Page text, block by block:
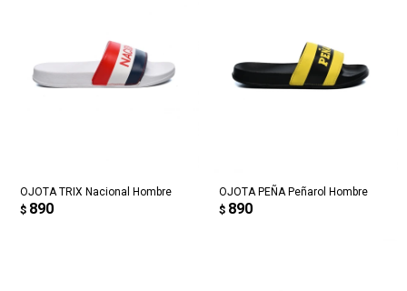
OJOTA TRIX Nacional Hombre
$ 890
OJOTA PEÑA Peñarol Hombre
$ 890